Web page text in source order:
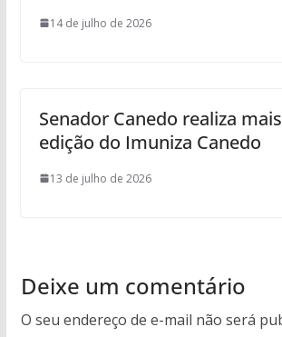
14 de julho de 2026
Senador Canedo realiza
edição do Imuniza Canedo
13 de julho de 2026
Deixe um comentário
O seu endereço de e-mail não será